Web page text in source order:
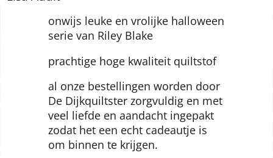
Lisa Audit
onwijs leuke en vrolijke halloween
serie van Riley Blake
prachtige hoge kwaliteit quiltstof
al onze bestellingen worden door
De Dijkquiltster zorgvuldig en met
veel liefde en aandacht ingepakt
zodat het een echt cadeautje is